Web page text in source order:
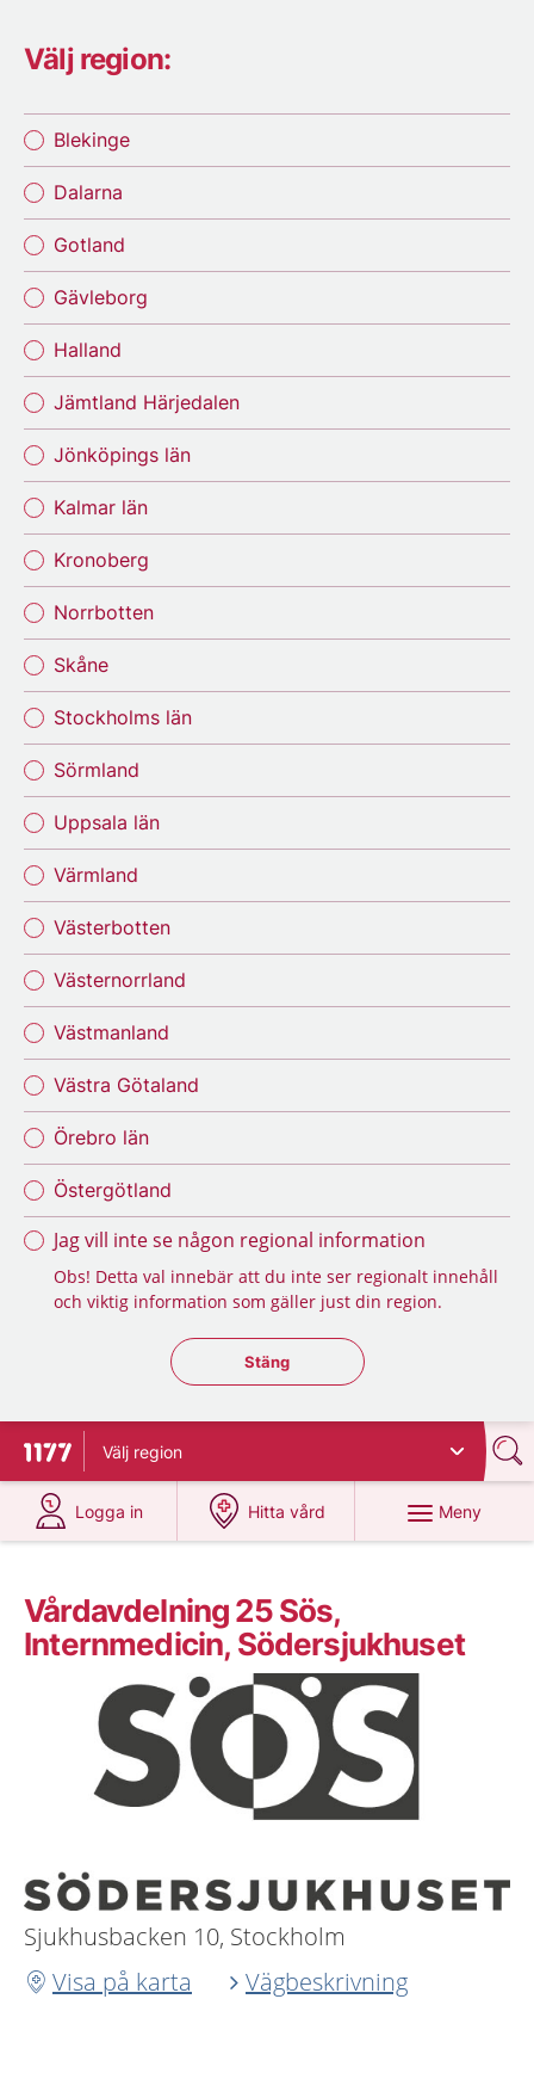
Välj region:
Blekinge
Dalarna
Gotland
Gävleborg
Halland
Jämtland Härjedalen
Jönköpings län
Kalmar län
Kronoberg
Norrbotten
Skåne
Stockholms län
Sörmland
Uppsala län
Värmland
Västerbotten
Västernorrland
Västmanland
Västra Götaland
Örebro län
Östergötland
Jag vill inte se någon regional information
Obs! Detta val innebär att du inte ser regionalt innehåll
och viktig information som gäller just din region.
Stäng regionsväljaren
Stäng
Till startsidan för 1177
Välj region
Logga in
på 1177.se
Hitta vård
på 1177.se
Meny
Vårdavdelning 25 Sös,
Internmedicin, Södersjukhuset
Sjukhusbacken 10, Stockholm
Visa på karta
Vägbeskrivning